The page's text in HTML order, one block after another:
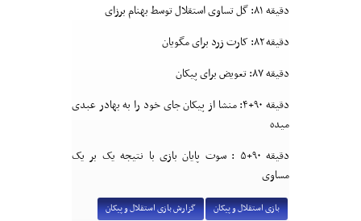
دقیقه ۸۱: گل تساوی استقلال توسط بهنام برزای
دقیقه ۸۲: کارت زرد برای مگویان
دقیقه ۸۷: تعویض برای پیکان
دقیقه ۹۰+۴: منشا از پیکان جای خود را به بهادر عبدی
میده
دقیقه ۹۰+۵ : سوت پایان بازی با نتیجه یک بر یک
مساوی
بازی استقلال و پیکان گزارش بازی استقلال و پیکان